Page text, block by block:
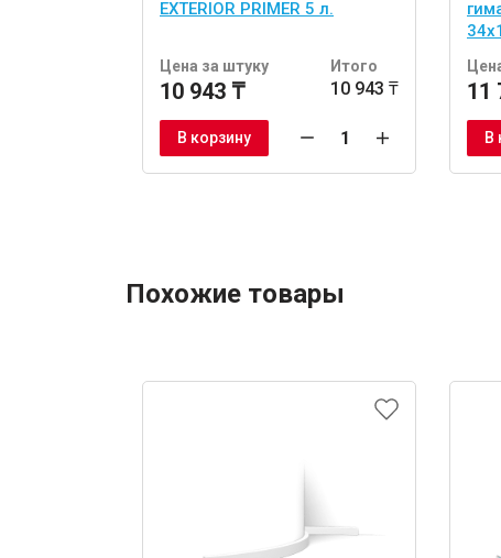
EXTERIOR PRIMER 5 л.
Цена за штуку
10 943 ₸
Итого
10 943 ₸
В корзину
11
В
Похожие товары